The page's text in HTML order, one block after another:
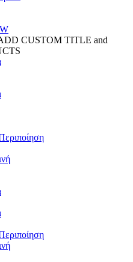
CUSTOM TITLE and